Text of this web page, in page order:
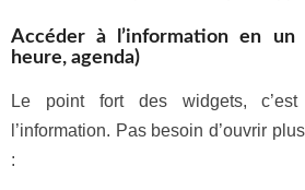
Accéder à l’information en un
heure, agenda)
Le point fort des widgets, c’est
l’information. Pas besoin d’ouvrir
: